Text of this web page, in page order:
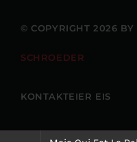
© COPYRIGHT 2026 BY
SCHROEDER
KONTAKTEIER EIS